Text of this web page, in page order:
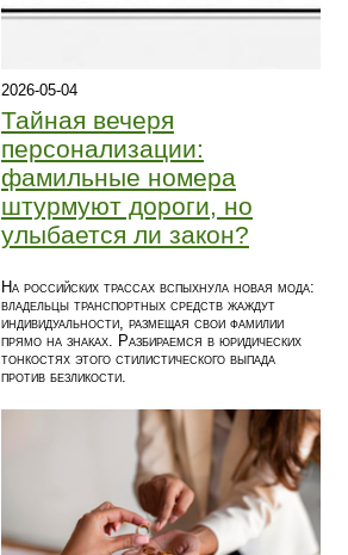
2026-05-04
Тайная вечеря
персонализации:
фамильные номера
штурмуют дороги, но
улыбается ли закон?
На российских трассах вспыхнула новая мода:
владельцы транспортных средств жаждут
индивидуальности, размещая свои фамилии
прямо на знаках. Разбираемся в юридических
тонкостях этого стилистического выпада
против безликости.